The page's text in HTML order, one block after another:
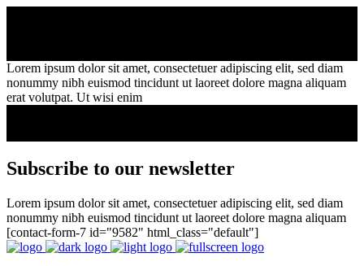
Lorem ipsum dolor sit amet, consectetuer adipiscing elit, sed diam
nonummy nibh euismod tincidunt ut laoreet dolore magna aliquam
erat volutpat. Ut wisi enim
Subscribe to our newsletter
Lorem ipsum dolor sit amet, consectetuer adipiscing elit, sed diam
nonummy nibh euismod tincidunt ut laoreet dolore magna aliquam
[contact-form-7 id="9582" html_class="default"]